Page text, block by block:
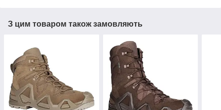
З цим товаром також замовляють